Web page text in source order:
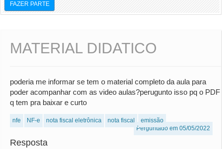
FAZER PARTE
MATERIAL DIDATICO
poderia me informar se tem o material completo da aula para
poder acompanhar com as video aulas?perugunto isso pq o PDF
q tem pra baixar e curto
nfe NF-e nota fiscal eletrônica nota fiscal
emissão
Perguntado em 05/05/2022
Resposta